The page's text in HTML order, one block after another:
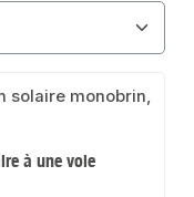
à une voie